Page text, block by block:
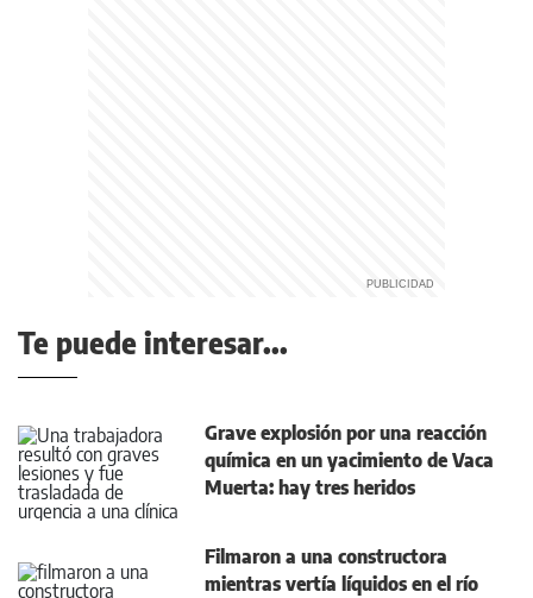
Te puede interesar...
Grave explosión por una reacción
química en un yacimiento de Vaca
Muerta: hay tres heridos
Filmaron a una constructora
mientras vertía líquidos en el río